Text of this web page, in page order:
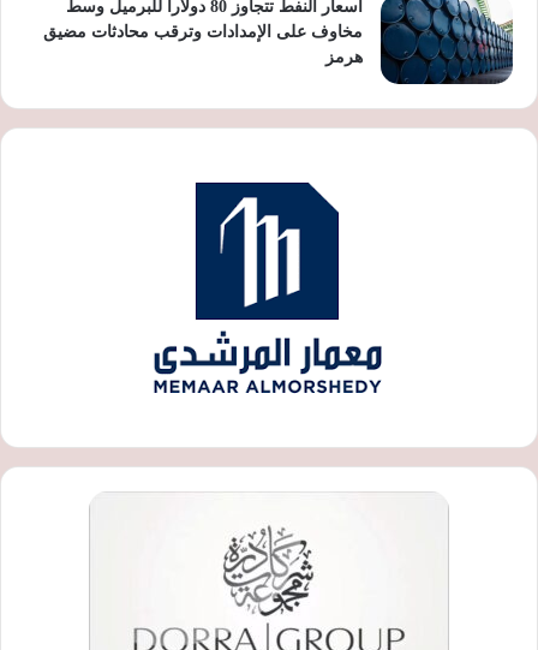
أسعار النفط تتجاوز 80 دولارا للبرميل وسط
مخاوف على الإمدادات وترقب محادثات مضيق
هرمز